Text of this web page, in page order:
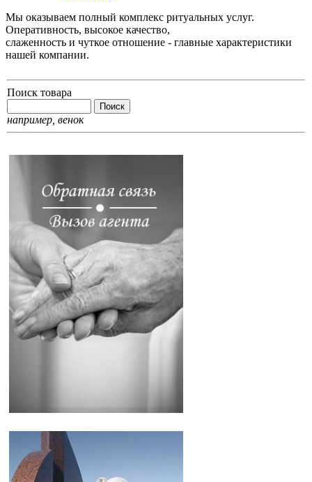
Мы оказываем полный комплекс ритуальных услуг.
Оперативность, высокое качество,
слаженность и чуткое отношение - главные характеристики
нашей компании.
Поиск товара
например, венок